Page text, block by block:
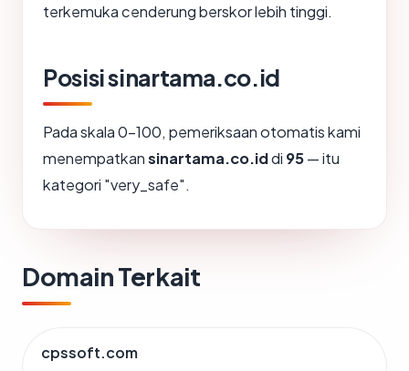
terkemuka cenderung berskor lebih tinggi.
Posisi sinartama.co.id
Pada skala 0-100, pemeriksaan otomatis kami
menempatkansinartama.co.iddi 95— itu
kategori "very_safe".
Domain Terkait
cpssoft.com